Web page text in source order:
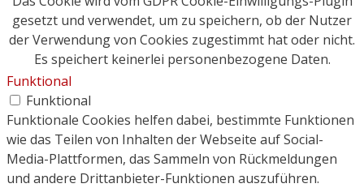
gesetzt und verwendet, um zu speichern, ob der Nutzer
der Verwendung von Cookies zugestimmt hat oder nicht.
Es speichert keinerlei personenbezogene Daten.
Funktional
Funktional
Funktionale Cookies helfen dabei, bestimmte Funktionen
wie das Teilen von Inhalten der Webseite auf Social-
Media-Plattformen, das Sammeln von Rückmeldungen
und andere Drittanbieter-Funktionen auszuführen.